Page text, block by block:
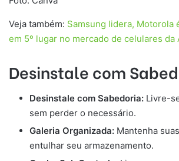
Veja também: Samsung lidera, Motorola
em 5º lugar no mercado de celulares da
Desinstale com
Desinstale com Sabedoria: Livre-
sem perder o necessário.
Galeria Organizada: Mantenha
entulhar seu armazenamento.